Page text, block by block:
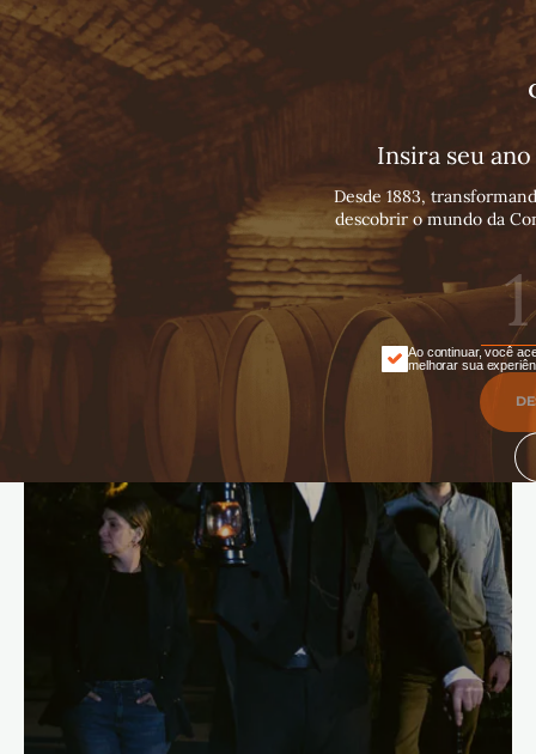
Insira seu
Desde 1883,
descobrir o mundo da
Ao continuar, você
melhorar sua